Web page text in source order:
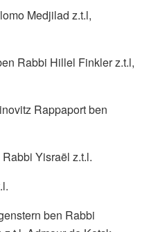
Medjilad z.t.l,
Rabbi Hillel Finkler z.t.l,
Rappaport ben
Yisraël z.t.l.
ben Rabbi